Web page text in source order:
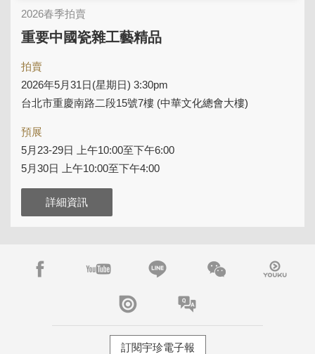
2026春季拍賣
重要中國瓷雜工藝精品
拍賣
2026年5月31日(星期日) 3:30pm
台北市重慶南路二段15號7樓 (中華文化總會大樓)
預展
5月23-29日 上午10:00至下午6:00
5月30日 上午10:00至下午4:00
詳細資訊
訂閱宇珍電子報